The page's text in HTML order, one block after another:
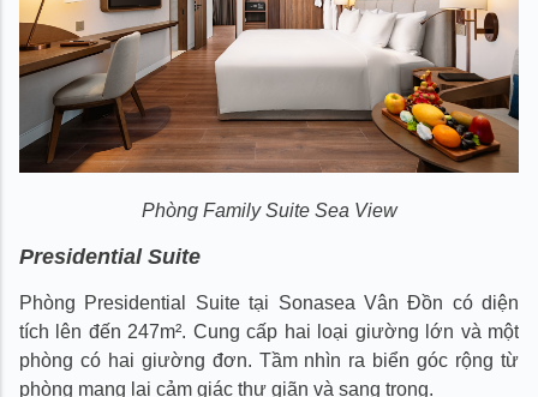
Phòng Family Suite Sea View
Presidential Suite
Phòng Presidential Suite tại Sonasea Vân Đồn có diện
tích lên đến 247m². Cung cấp hai loại giường lớn và một
phòng có hai giường đơn. Tầm nhìn ra biển góc rộng từ
phòng mang lại cảm giác thư giãn và sang trọng.